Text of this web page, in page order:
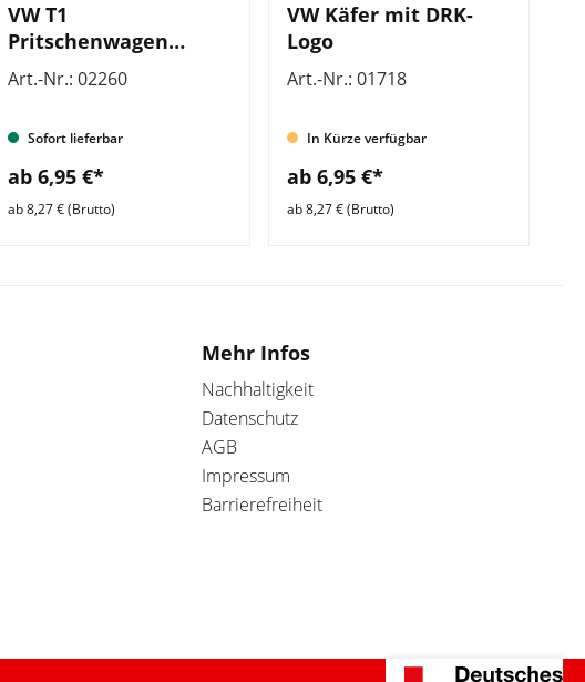
VW T1
Pritschenwagen
Modellauto
Art.-Nr.: 02260
Sofort lieferbar
ab 6,95 €*
ab 8,27 € (Brutto)
VW Käfer mit DRK-
Logo
Art.-Nr.: 01718
In Kürze verfügbar
ab 6,95 €*
ab 8,27 € (Brutto)
Mehr Infos
Nachhaltigkeit
Datenschutz
AGB
Impressum
Barrierefreiheit